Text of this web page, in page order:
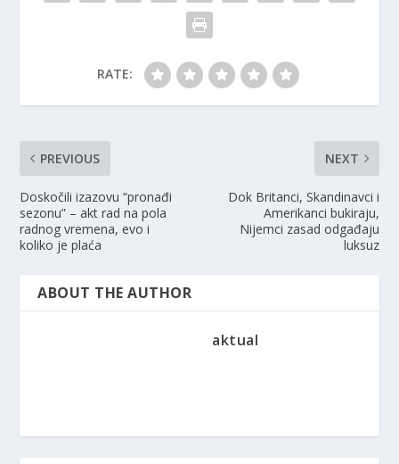
RATE:
PREVIOUS
Doskočili izazovu “pronađi
sezonu” – akt rad na pola
radnog vremena, evo i
koliko je plaća
NEXT
Dok Britanci, Skandinavci i
Amerikanci bukiraju,
Nijemci zasad odgađaju
luksuz
ABOUT THE AUTHOR
aktual